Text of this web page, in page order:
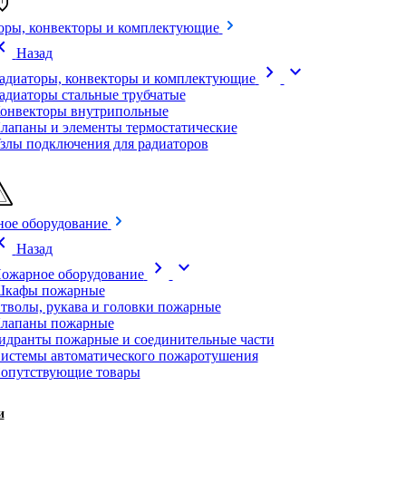
конвекторы и комплектующие
Назад
конвекторы и комплектующие
chevron_right expand_more
стальные трубчатые
внутрипольные
и элементы термостатические
подключения для радиаторов
оборудование
Назад
оборудование
chevron_right expand_more
пожарные
рукава и головки пожарные
пожарные
пожарные и соединительные части
автоматического пожаротушения
товары